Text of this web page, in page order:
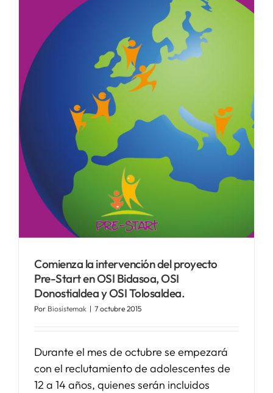
Comienza la intervención del proyecto
Pre-Start en OSI Bidasoa, OSI
Donostialdea y OSI Tolosaldea.
Por Biosistemak | 7 octubre 2015
Durante el mes de octubre se empezará
con el reclutamiento de adolescentes de
12 a 14 años, quienes serán incluidos